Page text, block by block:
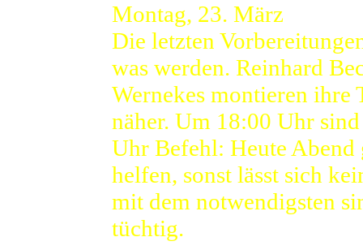
Montag, 23. März
Die letzten
was werden. Reinhard
Wernekes montieren
näher. Um 18:00 Uhr
Uhr Befehl: Heute Abend
helfen, sonst lässt sich
mit dem notwendigsten
tüchtig.